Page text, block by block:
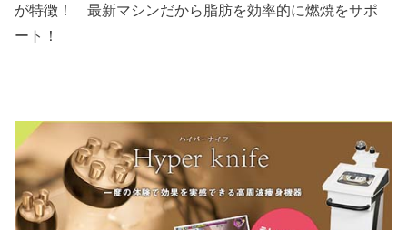
が特徴！ 最新マシンだから脂肪を効率的に燃焼をサポ
ート！